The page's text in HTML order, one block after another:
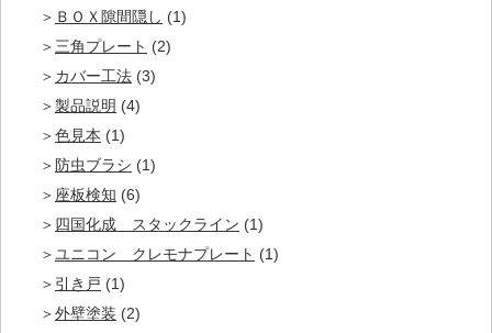
ＢＯＸ隙間隠し (1)
三角プレート (2)
カバー工法 (3)
製品説明 (4)
色見本 (1)
防虫ブラシ (1)
座板検知 (6)
四国化成 スタックライン (1)
ユニコン クレモナプレート (1)
引き戸 (1)
外壁塗装 (2)